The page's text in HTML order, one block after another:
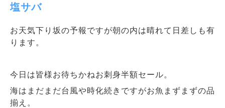
塩サバ
お天気下り坂の予報ですが朝の内は晴れて日差しも有
ります。
今日は皆様お待ちかねお刺身半額セール。
海はまだまだ台風や時化続きですがお魚まずまずの品
揃え。